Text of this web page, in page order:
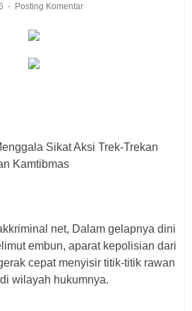
Posting Komentar
Sikat Aksi Trek-Trekan
Kamtibmas
net, Dalam gelapnya dini
embun, aparat kepolisian dari
cepat menyisir titik-titik rawan
wilayah hukumnya.